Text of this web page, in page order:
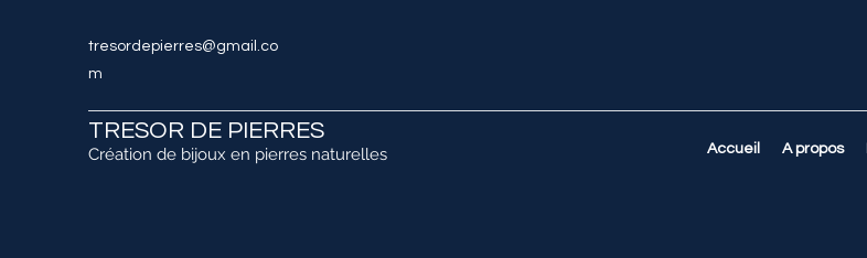
tresordepierres@gmail.co
m
TRESOR DE PIERRES
Création de bijoux en pierres naturelles Accueil A propos